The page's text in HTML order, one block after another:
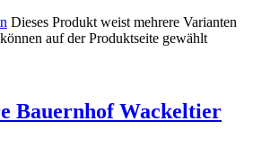
Dieses Produkt weist mehrere Varianten
auf der Produktseite gewählt
Bauernhof Wackeltier